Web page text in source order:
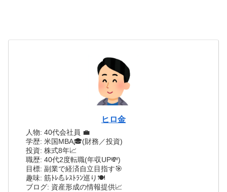
ヒロ金
人物: 40代会社員 💼
学歴: 米国MBA🎓(財務／投資)
投資: 株式8年📈
職歴: 40代2度転職(年収UP💸)
目標: 副業で経済自立目指す🎯
趣味: 筋ﾄﾚ💪ﾚｽﾄﾗﾝ巡り🍽️
ブログ: 資産形成の情報提供📈